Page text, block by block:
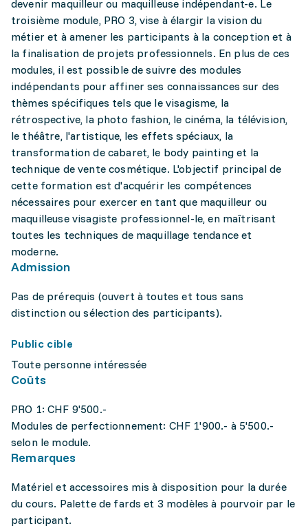
devenir maquilleur ou maquilleuse indépendant-e. Le
troisième module, PRO 3, vise à élargir la vision du
métier et à amener les participants à la conception et à
la finalisation de projets professionnels. En plus de ces
modules, il est possible de suivre des modules
indépendants pour affiner ses connaissances sur des
thèmes spécifiques tels que le visagisme, la
rétrospective, la photo fashion, le cinéma, la télévision,
le théâtre, l'artistique, les effets spéciaux, la
transformation de cabaret, le body painting et la
technique de vente cosmétique. L'objectif principal de
cette formation est d'acquérir les compétences
nécessaires pour exercer en tant que maquilleur ou
maquilleuse visagiste professionnel-le, en maîtrisant
toutes les techniques de maquillage tendance et
moderne.
Admission
Pas de prérequis (ouvert à toutes et tous sans
distinction ou sélection des participants).
Public cible
Toute personne intéressée
Coûts
PRO 1: CHF 9'500.-
Modules de perfectionnement: CHF 1'900.- à 5'500.-
selon le module.
Remarques
Matériel et accessoires mis à disposition pour la durée
du cours. Palette de fards et 3 modèles à pourvoir par le
participant.